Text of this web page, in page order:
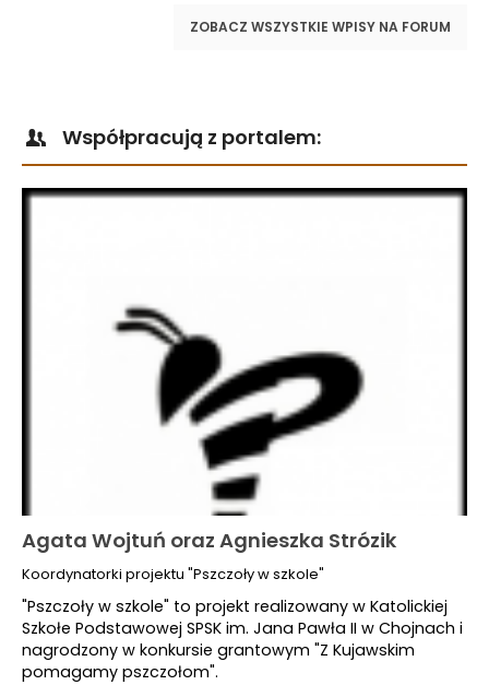
ZOBACZ WSZYSTKIE WPISY NA FORUM
Współpracują z portalem:
Agata Wojtuń oraz Agnieszka Strózik
Koordynatorki projektu "Pszczoły w szkole"
"Pszczoły w szkole" to projekt realizowany w Katolickiej
Szkołe Podstawowej SPSK im. Jana Pawła II w Chojnach i
nagrodzony w konkursie grantowym "Z Kujawskim
pomagamy pszczołom".